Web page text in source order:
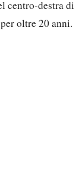
centro-destra di
oltre 20 anni.